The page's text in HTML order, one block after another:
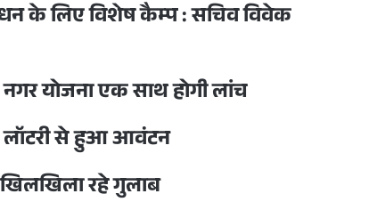
के लिए विशेष कैम्प : सचिव विवेक
योजना एक साथ होगी लांच
लॉटरी से हुआ आवंटन
खिलखिला रहे गुलाब